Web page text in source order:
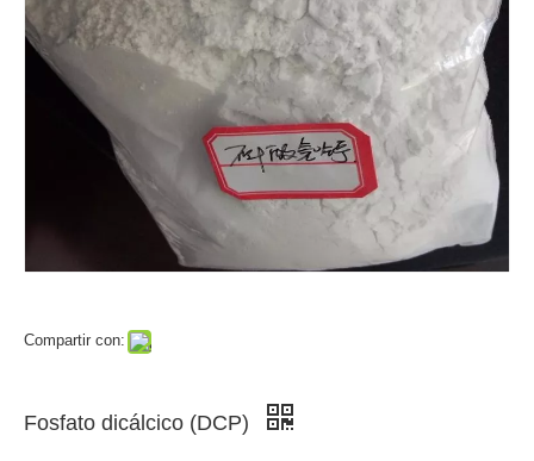
Compartir con:
Fosfato dicálcico (DCP)